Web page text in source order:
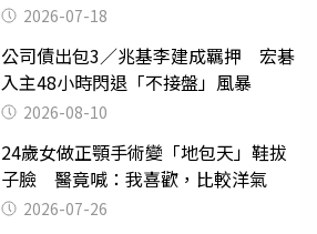
2026-07-18
公司債出包3／兆基李建成羈押 宏碁
入主48小時閃退「不接盤」風暴
2026-08-10
24歲女做正顎手術變「地包天」鞋拔
子臉 醫竟喊：我喜歡，比較洋氣
2026-07-26